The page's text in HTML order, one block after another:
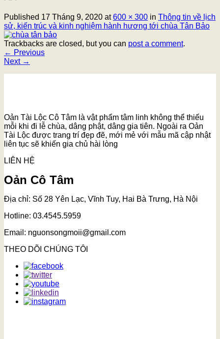
Published 17 Tháng 9, 2020 at600 × 300 in Thông tin về lịch
sử, kiến trúc và kinh nghiệm hành hương tới chùa Tân Bảo
Trackbacks are closed, but you can post a comment.
← Previous
Next →
Oản Tài Lộc Cô Tâm là vật phẩm tâm linh không thể thiếu
mỗi khi đi lễ chùa, dâng phật, dâng gia tiên. Ngoài ra Oản
Tài Lộc được trang trí đẹp đẽ, mới mẻ với mẫu mã cập nhật
liên tục sẽ khiến gia chủ hài lòng
LIÊN HỆ
Oản Cô Tâm
Địa chỉ: Số 28 Yên Lạc, Vĩnh Tuy, Hai Bà Trưng, Hà Nội
Hotline: 03.4545.5959
Email: nguonsongmoii@gmail.com
THEO DÕI CHÚNG TÔI